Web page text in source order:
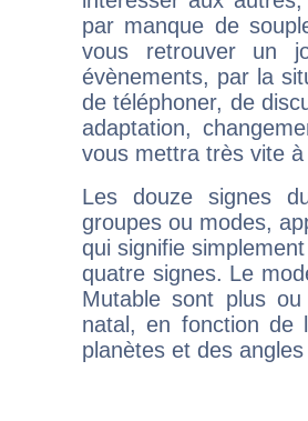
par manque de
vous retrouver un
évènements, par la
de téléphoner, de
adaptation,
vous mettra très vite
Les douze signes
groupes ou modes,
qui signifie
quatre signes. Le
Mutable sont plus
natal, en fonction de
planètes et des